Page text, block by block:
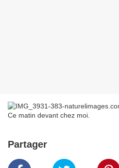
Ce matin devant chez moi.
Partager